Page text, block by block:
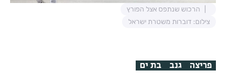
הרכוש שנתפס אצל הפורץ
צילום: דוברות משטרת ישראל
פריצה גנב בת ים